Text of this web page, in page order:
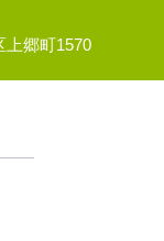
上郷町1570